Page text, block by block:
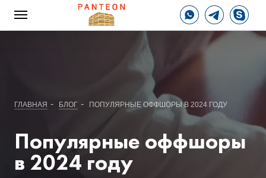
ГЛАВНАЯ - БЛОГ - ПОПУЛЯРНЫЕ ОФФШОРЫ В 2024 ГОДУ
Популярные оффшоры
в 2024 году